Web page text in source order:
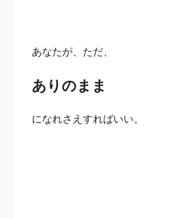
あなたが、ただ、
ありのまま
になれさえすればいい。